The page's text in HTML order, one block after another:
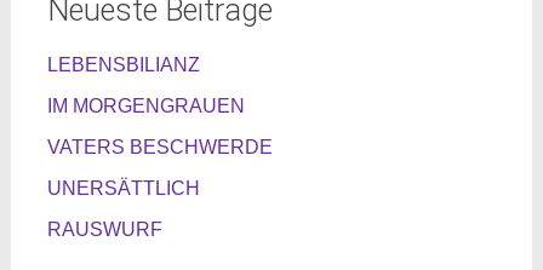
Neueste Beiträge
LEBENSBILIANZ
IM MORGENGRAUEN
VATERS BESCHWERDE
UNERSÄTTLICH
RAUSWURF